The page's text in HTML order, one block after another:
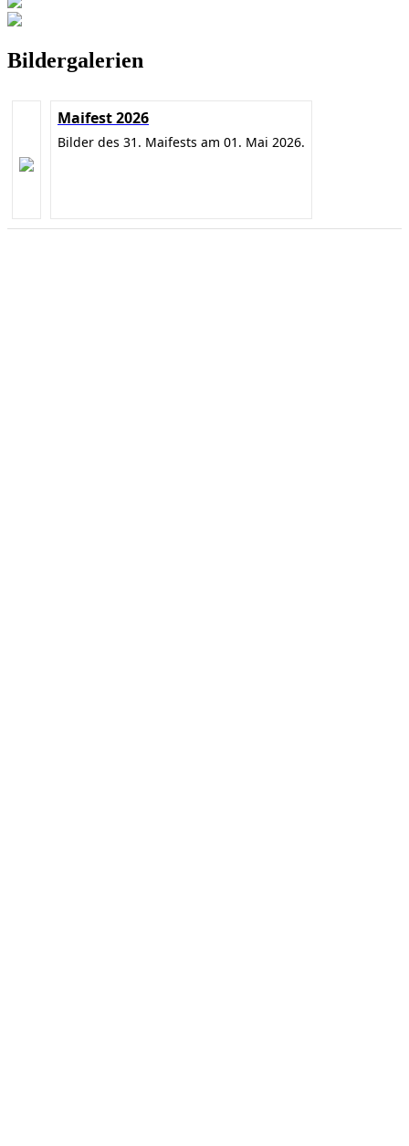
Bildergalerien
Maifest 2026
Bilder des 31. Maifests am 01. Mai 2026.